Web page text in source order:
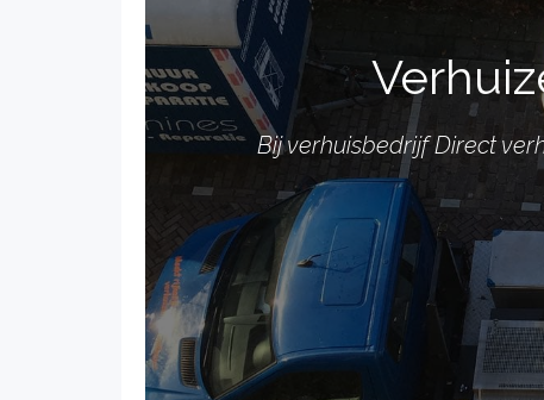
Bij verhuisbedrijf Direct